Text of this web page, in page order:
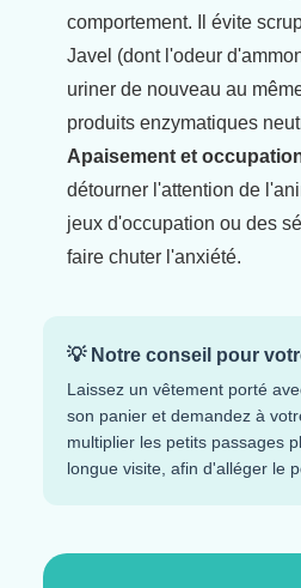
comportement. Il évite
Javel (dont l'odeur
uriner de nouveau au
produits enzymatiques
Apaisement et
détourner l'attention de
jeux d'occupation ou des
faire chuter l'anxiété.
💡 Notre conseil pour
Laissez un vêtement porté
son panier et demandez à
multiplier les petits passages
longue visite, afin d'alléger le